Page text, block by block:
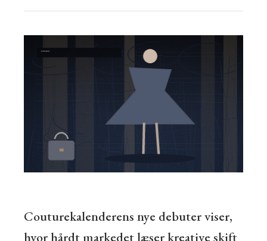
Couturekalenderens nye debuter viser,
hvor hårdt markedet læser kreative skift